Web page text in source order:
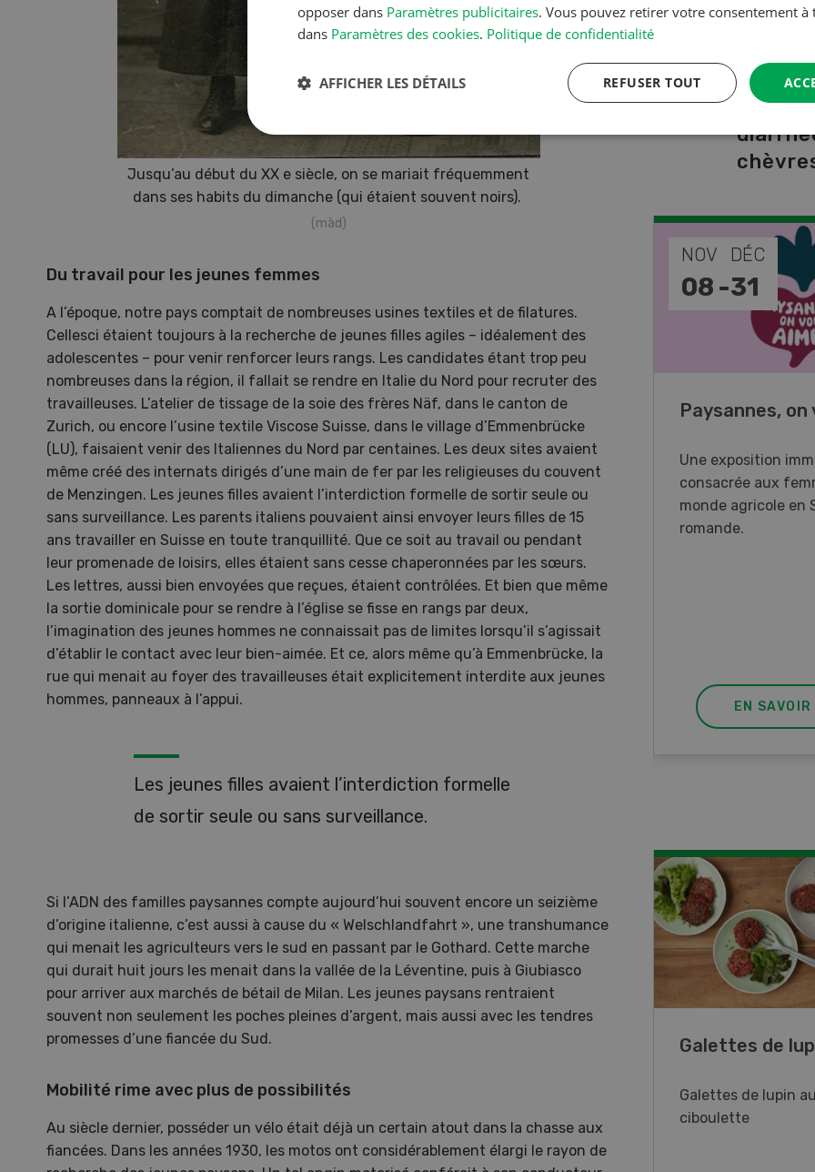
Jusqu’au début du XX e siècle, on se mariait fréquemment
dans ses habits du dimanche (qui étaient souvent noirs).
(màd)
Du travail pour les jeunes femmes
A l’époque, notre pays comptait de nombreuses usines textiles et de filatures.
Cellesci étaient toujours à la recherche de jeunes filles agiles – idéalement des
adolescentes – pour venir renforcer leurs rangs. Les candidates étant trop peu
nombreuses dans la région, il fallait se rendre en Italie du Nord pour recruter des
travailleuses. L’atelier de tissage de la soie des frères Näf, dans le canton de
Zurich, ou encore l’usine textile Viscose Suisse, dans le village d’Emmenbrücke
(LU), faisaient venir des Italiennes du Nord par centaines. Les deux sites avaient
même créé des internats dirigés d’une main de fer par les religieuses du couvent
de Menzingen. Les jeunes filles avaient l’interdiction formelle de sortir seule ou
sans surveillance. Les parents italiens pouvaient ainsi envoyer leurs filles de 15
ans travailler en Suisse en toute tranquillité. Que ce soit au travail ou pendant
leur promenade de loisirs, elles étaient sans cesse chaperonnées par les sœurs.
Les lettres, aussi bien envoyées que reçues, étaient contrôlées. Et bien que même
la sortie dominicale pour se rendre à l’église se fisse en rangs par deux,
l’imagination des jeunes hommes ne connaissait pas de limites lorsqu’il s’agissait
d’établir le contact avec leur bien-aimée. Et ce, alors même qu’à Emmenbrücke, la
rue qui menait au foyer des travailleuses était explicitement interdite aux jeunes
hommes, panneaux à l’appui.
Les jeunes filles avaient l’interdiction formelle
de sortir seule ou sans surveillance.
Si l’ADN des familles paysannes compte aujourd’hui souvent encore un seizième
d’origine italienne, c’est aussi à cause du « Welschlandfahrt », une transhumance
qui menait les agriculteurs vers le sud en passant par le Gothard. Cette marche
qui durait huit jours les menait dans la vallée de la Léventine, puis à Giubiasco
pour arriver aux marchés de bétail de Milan. Les jeunes paysans rentraient
souvent non seulement les poches pleines d’argent, mais aussi avec les tendres
promesses d’une fiancée du Sud.
Mobilité rime avec plus de possibilités
Au siècle dernier, posséder un vélo était déjà un certain atout dans la chasse aux
fiancées. Dans les années 1930, les motos ont considérablement élargi le rayon de
Production
faire
Demo Days 2026
invite aux DemoDays 2026 à
démonstrations en direct et la
première suisse du nouveau
porteur à 8 roues.
NOV
08 -
DÉC
31
Paysannes, on
Une exposition
consacrée aux
monde agricole en
romande.
EN
Emincé de veau aux pommes
avec du thym et du citron
Galettes de
Galettes de lupin
ciboulette
opposer dans Paramètres publicitaires. Vous pouvez retirer votre consentement
dans Paramètres des cookies. Politique de confidentialité
REFUSER TOUT
AFFICHER LES DÉTAILS